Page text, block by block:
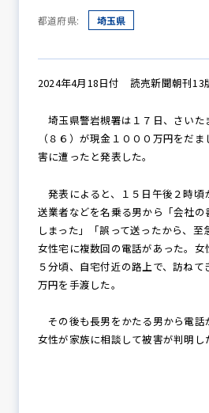
防犯活動ニュ
防犯パトロ
防犯セミ
防犯対策
防犯協力会に
都道府県: 埼玉県
2024年4月18日付 読売新聞朝刊13
埼玉県警岩槻署は１７日、さいた
（８６）が現金１０００万円をだ
害に遭ったと発表した。
発表によると、１５日午後２時頃
送業者などを名乗る男から「会社の
しまった」「誤って送ったから、至
女性宅に複数回の電話があった。女
５分頃、自宅付近の路上で、訪ねて
万円を手渡した。
その後も長男をかたる男から電話
女性が家族に相談して被害が判明し